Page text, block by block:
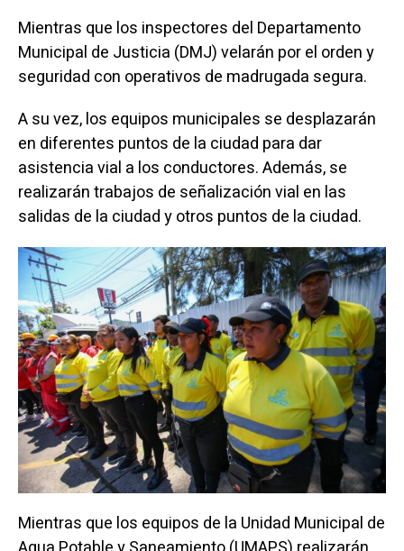
Mientras que los inspectores del Departamento
Municipal de Justicia (DMJ) velarán por el orden y
seguridad con operativos de madrugada segura.
A su vez, los equipos municipales se desplazarán
en diferentes puntos de la ciudad para dar
asistencia vial a los conductores. Además, se
realizarán trabajos de señalización vial en las
salidas de la ciudad y otros puntos de la ciudad.
Mientras que los equipos de la Unidad Municipal de